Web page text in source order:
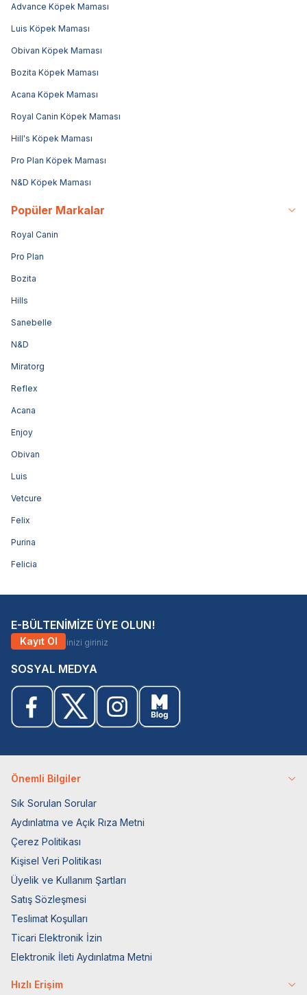
Advance Köpek Maması
Luis Köpek Maması
Obivan Köpek Maması
Bozita Köpek Maması
Acana Köpek Maması
Royal Canin Köpek Maması
Hill's Köpek Maması
Pro Plan Köpek Maması
N&D Köpek Maması
Popüler Markalar
Royal Canin
Pro Plan
Bozita
Hills
Sanebelle
N&D
Miratorg
Reflex
Acana
Enjoy
Obivan
Luis
Vetcure
Felix
Purina
Felicia
E-BÜLTENİMİZE ÜYE OLUN!
Kayıt Ol
SOSYAL MEDYA
Önemli Bilgiler
Sık Sorulan Sorular
Aydınlatma ve Açık Rıza Metni
Çerez Politikası
Kişisel Veri Politikası
Üyelik ve Kullanım Şartları
Satış Sözleşmesi
Teslimat Koşulları
Ticari Elektronik İzin
Elektronik İleti Aydınlatma Metni
Hızlı Erişim